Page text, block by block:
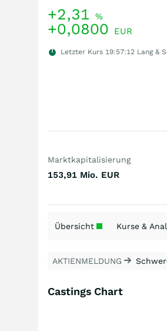
+2,31 %
+0,0800 EUR
Letzter Kurs 19:57:12 Lang &
Marktkapitalisierung
153,91 Mio. EUR
Übersicht Kurse &
AKTIENMELDUNG
Castings Chart